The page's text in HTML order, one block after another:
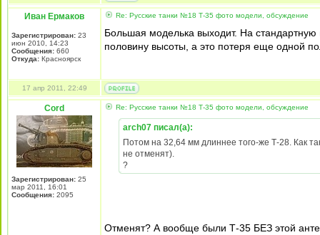
Иван Ермаков
Зарегистрирован: 23
июн 2010, 14:23
Сообщения: 660
Откуда: Красноярск
Re: Русские танки №18 Т-35 фото модели, обсуждение
Большая моделька выходит. На стандартную
половину высоты, а это потеря еще одной
17 апр 2011, 22:49
Cord
Зарегистрирован: 25
мар 2011, 16:01
Сообщения: 2095
Re: Русские танки №18 Т-35 фото модели, обсуждение
arch07 писал(а):
Потом на 32,64 мм длиннее того-же Т-28. Как
не отменят).
?
Отменят? А вообще были Т-35 БЕЗ этой